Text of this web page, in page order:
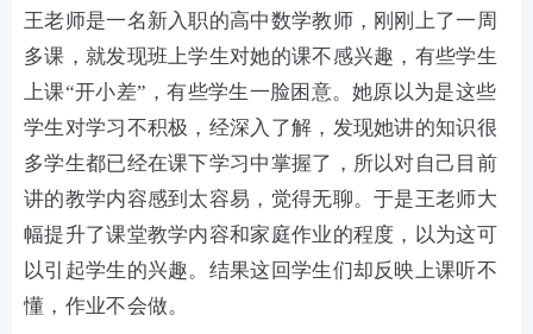
王老师是一名新入职的高中数学教师，刚刚上了一周
多课，就发现班上学生对她的课不感兴趣，有些学生
上课“开小差”，有些学生一脸困意。她原以为是这些
学生对学习不积极，经深入了解，发现她讲的知识很
多学生都已经在课下学习中掌握了，所以对自己目前
讲的教学内容感到太容易，觉得无聊。于是王老师大
幅提升了课堂教学内容和家庭作业的程度，以为这可
以引起学生的兴趣。结果这回学生们却反映上课听不
懂，作业不会做。